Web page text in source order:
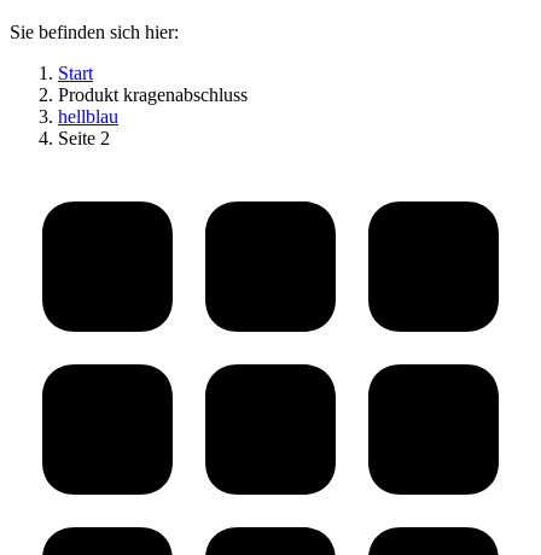
Sie befinden sich hier:
Start
Produkt kragenabschluss
hellblau
Seite 2